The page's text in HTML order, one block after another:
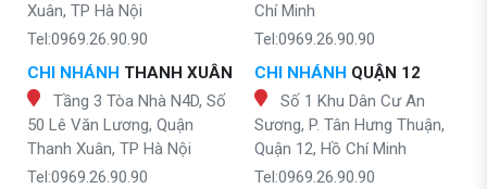
Xuân, TP Hà Nội
Tel:0969.26.90.90
CHI NHÁNH THANH XUÂN
Tầng 3 Tòa Nhà N4D, Số
50 Lê Văn Lương, Quận
Thanh Xuân, TP Hà Nội
Tel:0969.26.90.90
Chí Minh
Tel:0969.26.90.90
CHI NHÁNH QUẬN 12
Số 1 Khu Dân Cư An
Sương, P. Tân Hưng Thuận,
Quận 12, Hồ Chí Minh
Tel:0969.26.90.90